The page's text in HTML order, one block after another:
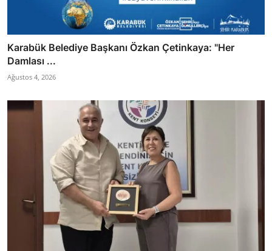
Karabük Belediye Başkanı Özkan Çetinkaya: "Her
Damlası ...
Ağustos 4, 2026